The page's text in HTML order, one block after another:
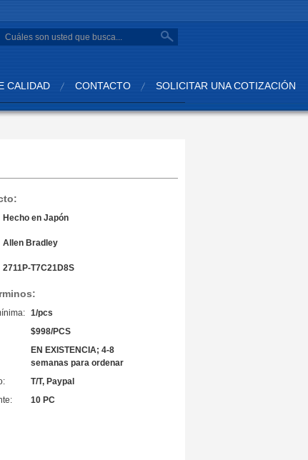
search
CALIDAD CONTACTO SOLICITAR UNA COTIZACIÓN
Hecho en Japón
Allen Bradley
2711P-T7C21D8S
1/pcs
$998/PCS
EN EXISTENCIA; 4-8
semanas para ordenar
T/T, Paypal
10 PC